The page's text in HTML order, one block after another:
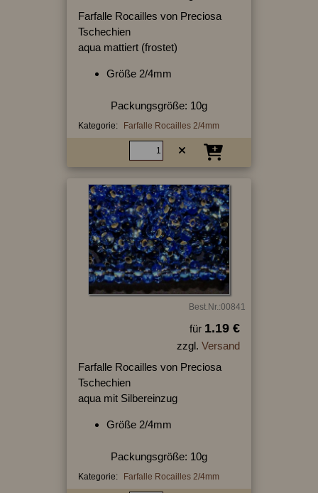
Farfalle Rocailles von Preciosa
Tschechien
aqua mattiert (frostet)
Größe 2/4mm
Packungsgröße: 10g
Kategorie: Farfalle Rocailles 2/4mm
Best.Nr.:00841
für 1.19 €
zzgl. Versand
Farfalle Rocailles von Preciosa
Tschechien
aqua mit Silbereinzug
Größe 2/4mm
Packungsgröße: 10g
Kategorie: Farfalle Rocailles 2/4mm